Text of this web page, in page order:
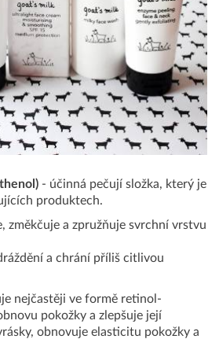
- účinná pečují složka, který je
produktech.
změkčuje a zpružňuje svrchní vrstvu
a chrání příliš citlivou
nejčastěji ve formě retinol-
pokožky a zlepšuje její
obnovuje elasticitu pokožky a